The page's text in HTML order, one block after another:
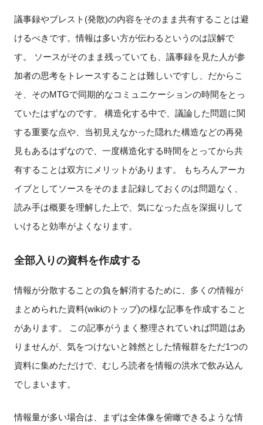
議事録やブレスト(発散)の内容をそのまま共有することは避
けるべきです。情報は多い方が伝わるというのは誤解で
す。 ソースがそのまま残っていても、議事録を見た人が参
加者の思考をトレースすることは難しいですし、だからこ
そ、そのMTGで同期的なコミュニケーションの時間をとっ
ていたはずなのです。 構造化する中で、議論した問題に関
する重要な点や、当初見えなかった隠れた構造などの再発
見もあるはずなので、一度構造化する時間をとってから共
有することは双方にメリットがあります。 もちろんアーカ
イブとしてソースをそのまま記録しておくのは問題なく、
読み手は概要を理解した上で、気になった点を深掘りして
いけると効率がよくなります。
全部入りの資料を作成する
情報が分散することの負を解消するために、多くの情報が
まとめられた資料(wikiのトップ)の様な記事を作成すること
があります。 この記事がうまく整理されていれば問題はあ
りませんが、気をつけないと雑然とした情報群をただ1つの
資料に集めただけで、むしろ読者を情報の洪水で飲み込ん
でしまいます。
情報量が多い場合は、まずは全体像を俯瞰できるような情